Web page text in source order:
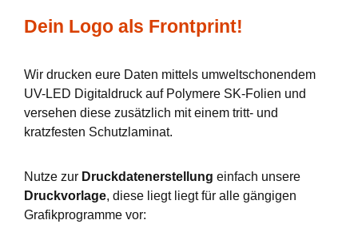
Dein Logo als Frontprint!
Wir drucken eure Daten mittels umweltschonendem
UV-LED Digitaldruck auf Polymere SK-Folien und
versehen diese zusätzlich mit einem tritt- und
kratzfesten Schutzlaminat.
Nutze zur Druckdatenerstellung einfach unsere
Druckvorlage, diese liegt liegt für alle gängigen
Grafikprogramme vor: